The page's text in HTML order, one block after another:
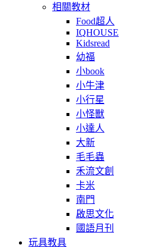
相關教材
Food超人
IQHOUSE
Kidsread
幼福
小book
小牛津
小行星
小怪獸
小達人
大新
毛毛蟲
禾流文創
卡米
南門
啟思文化
國語月刊
玩具教具